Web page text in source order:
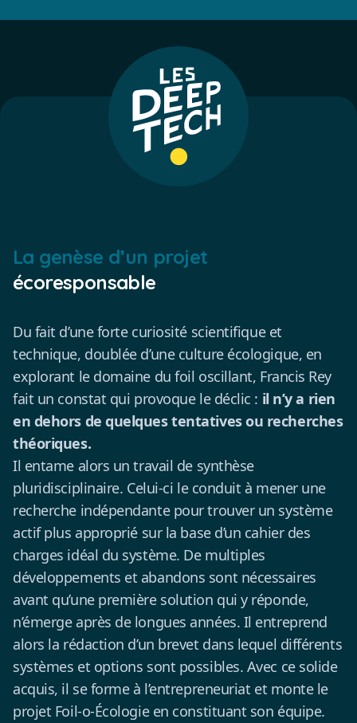
La genèse d’un projet
écoresponsable
Du fait d’une forte curiosité scientifique et
technique, doublée d’une culture écologique, en
explorant le domaine du foil oscillant, Francis Rey
fait un constat qui provoque le déclic : il n’y a rien
en dehors de quelques tentatives ou recherches
théoriques.
Il entame alors un travail de synthèse
pluridisciplinaire. Celui-ci le conduit à mener une
recherche indépendante pour trouver un système
actif plus approprié sur la base d’un cahier des
charges idéal du système. De multiples
développements et abandons sont nécessaires
avant qu’une première solution qui y réponde,
n’émerge après de longues années. Il entreprend
alors la rédaction d’un brevet dans lequel différents
systèmes et options sont possibles. Avec ce solide
acquis, il se forme à l’entrepreneuriat et monte le
projet Foil-o-Écologie en constituant son équipe.